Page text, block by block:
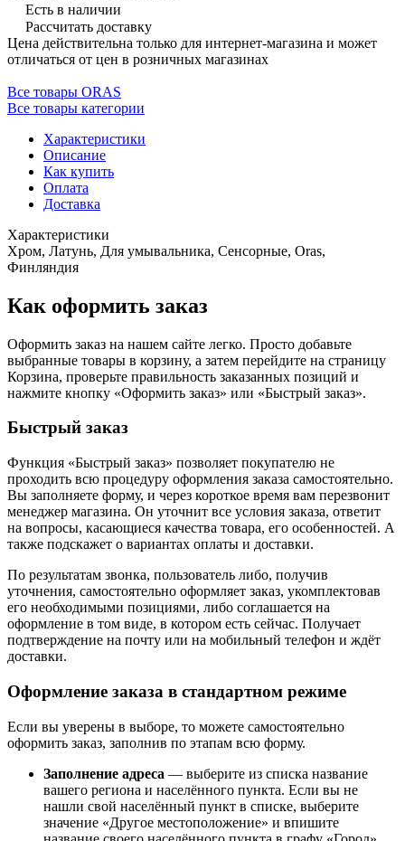
Есть в наличии
Рассчитать доставку
Цена действительна только для интернет-магазина и может
отличаться от цен в розничных магазинах
Все товары ORAS
Все товары категории
Характеристики
Описание
Как купить
Оплата
Доставка
Характеристики
Хром, Латунь, Для умывальника, Сенсорные, Oras,
Финляндия
Как оформить заказ
Оформить заказ на нашем сайте легко. Просто добавьте
выбранные товары в корзину, а затем перейдите на страницу
Корзина, проверьте правильность заказанных позиций и
нажмите кнопку «Оформить заказ» или «Быстрый заказ».
Быстрый заказ
Функция «Быстрый заказ» позволяет покупателю не
проходить всю процедуру оформления заказа самостоятельно.
Вы заполняете форму, и через короткое время вам перезвонит
менеджер магазина. Он уточнит все условия заказа, ответит
на вопросы, касающиеся качества товара, его особенностей. А
также подскажет о вариантах оплаты и доставки.
По результатам звонка, пользователь либо, получив
уточнения, самостоятельно оформляет заказ, укомплектовав
его необходимыми позициями, либо соглашается на
оформление в том виде, в котором есть сейчас. Получает
подтверждение на почту или на мобильный телефон и ждёт
доставки.
Оформление заказа в стандартном режиме
Если вы уверены в выборе, то можете самостоятельно
оформить заказ, заполнив по этапам всю форму.
Заполнение адреса — выберите из списка название
вашего региона и населённого пункта. Если вы не
нашли свой населённый пункт в списке, выберите
значение «Другое местоположение» и впишите